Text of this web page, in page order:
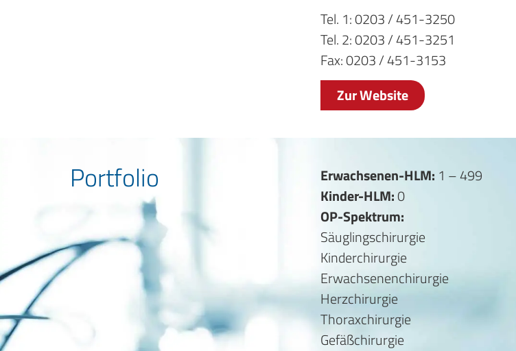
Tel. 1: 0203 / 451-3250
Tel. 2: 0203 / 451-3251
Fax: 0203 / 451-3153
Zur Website
Portfolio Erwachsenen-HLM: 1 – 499
Kinder-HLM:0
OP-Spektrum:
Säuglingschirurgie
Kinderchirurgie
Erwachsenenchirurgie
Herzchirurgie
Thoraxchirurgie
Gefäßchirurgie